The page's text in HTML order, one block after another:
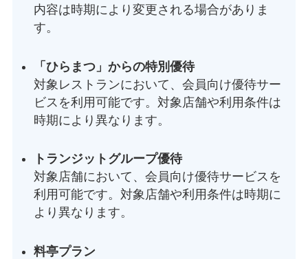
内容は時期により変更される場合がありま
す。
「ひらまつ」からの特別優待
対象レストランにおいて、会員向け優待サー
ビスを利用可能です。対象店舗や利用条件は
時期により異なります。
トランジットグループ優待
対象店舗において、会員向け優待サービスを
利用可能です。対象店舗や利用条件は時期に
より異なります。
料亭プラン